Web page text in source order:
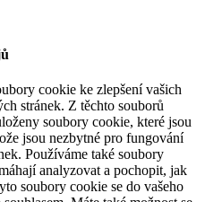
cookie ke zlepšení vašich
stránek. Z těchto souborů
soubory cookie, které jsou
jsou nezbytné pro fungování
Používáme také soubory
analyzovat a pochopit, jak
soubory cookie se do vašeho